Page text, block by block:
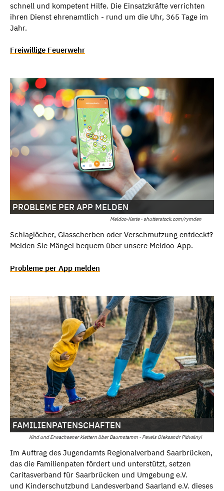
schnell und kompetent Hilfe. Die Einsatzkräfte verrichten
ihren Dienst ehrenamtlich - rund um die Uhr, 365 Tage im
Jahr.
Freiwillige Feuerwehr
Meldoo-Karte - shutterstock.com/rymden
PROBLEME PER APP MELDEN
Schlaglöcher, Glasscherben oder Verschmutzung entdeckt?
Melden Sie Mängel bequem über unsere Meldoo-App.
Probleme per App melden
Kind und Erwachsener klettern über Baumstamm - Pexels Oleksandr Pidvalnyi
FAMILIENPATENSCHAFTEN
Im Auftrag des Jugendamts Regionalverband Saarbrücken,
das die Familienpaten fördert und unterstützt, setzen
Caritasverband für Saarbrücken und Umgebung e.V.
und Kinderschutzbund Landesverband Saarland e.V. dieses